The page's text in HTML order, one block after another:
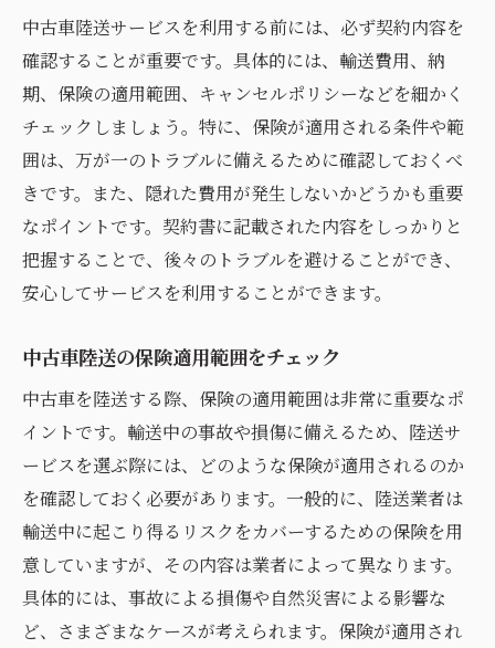
中古車陸送サービスを利用する前には、必ず契約内容を
確認することが重要です。具体的には、輸送費用、納
期、保険の適用範囲、キャンセルポリシーなどを細かく
チェックしましょう。特に、保険が適用される条件や範
囲は、万が一のトラブルに備えるために確認しておくべ
きです。また、隠れた費用が発生しないかどうかも重要
なポイントです。契約書に記載された内容をしっかりと
把握することで、後々のトラブルを避けることができ、
安心してサービスを利用することができます。
中古車陸送の保険適用範囲をチェック
中古車を陸送する際、保険の適用範囲は非常に重要なポ
イントです。輸送中の事故や損傷に備えるため、陸送サ
ービスを選ぶ際には、どのような保険が適用されるのか
を確認しておく必要があります。一般的に、陸送業者は
輸送中に起こり得るリスクをカバーするための保険を用
意していますが、その内容は業者によって異なります。
具体的には、事故による損傷や自然災害による影響な
ど、さまざまなケースが考えられます。保険が適用され